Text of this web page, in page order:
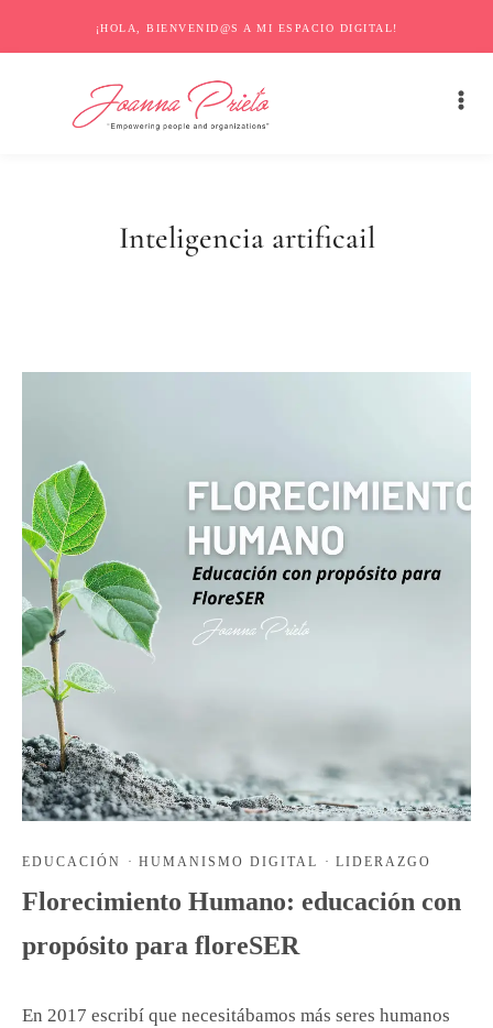
¡HOLA, BIENVENID@S A MI ESPACIO DIGITAL!
Inteligencia artificail
EDUCACIÓN · HUMANISMO DIGITAL · LIDERAZGO
Florecimiento Humano: educación con
propósito para floreSER
En 2017 escribí que necesitábamos más seres humanos